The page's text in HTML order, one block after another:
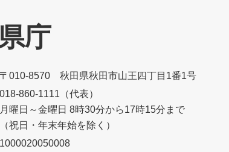
庁
〒010-8570 秋田県秋田市山王四丁目1番1号
018-860-1111（代表）
月曜日～金曜日 8時30分から17時15分まで
（祝日・年末年始を除く）
1000020050008